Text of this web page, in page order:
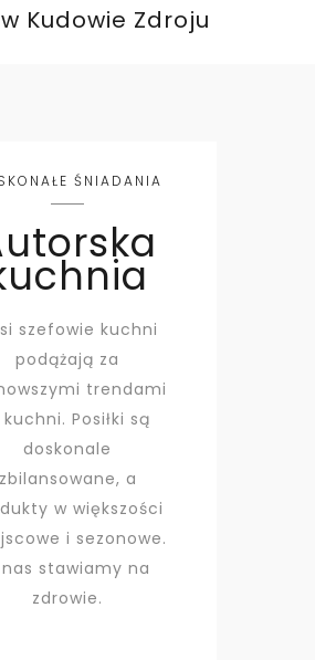
Kudowie Zdroju
ŚNIADANIA
szefowie kuchni
podążają za
trendami
kuchni. Posiłki są
doskonale
zbilansowane, a
w większości
i sezonowe.
nas stawiamy na
zdrowie.